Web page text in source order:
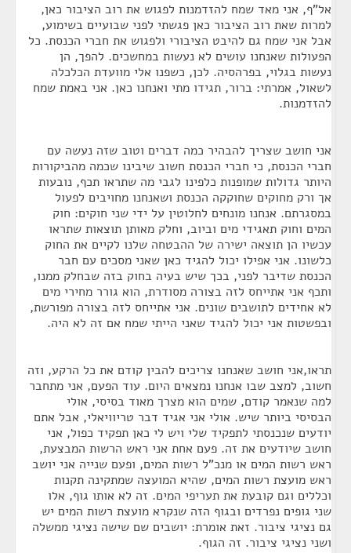
אל"ף, אני מאד שמח להזדמנות לפגוש את רוב הציבור כאן,
למרות שאת רוב הציבור כאן פגשתי לפני שבועיים בשימוע,
אבל אני שמח גם להיבט הציבורי ולפגוש את חברי הכנסת. כל
הפעולות שאנחנו עושים לא נעשות במחשכים. להפך, הן
נעשות בגלוי, בפרהסיה. לכן, כשפנו אלי מוועדת הכלכלה
לשאול, אמרתי: ברור, תגידו מתי ואנחנו כאן. אני באמת שמח
להזדמנות.
אני חושב שצריך להבהיר כמה דברים וטוב שזה נעשה עם
חברי הכנסת, כי חברי הכנסת חשוב שיבינו שכמה מהביקורות
היותר גדולות שמופנות כלפינו לגבי מה שתראו תכף, נובעות
אך ורק מחוקים שחוקקה הכנסת ושאנחנו מחויבים לפעול
במסגרתם. אנחנו מונחים לחלוטין על ידי שני חוקים: חוק
המים וחוק תאגידי מים וביוב, וחלק מאותן תוצאות שתראו
עכשיו הן תוצאה ישירה של ההבטחה שלנו לקיים את החוק
כלשונו. אני אפילו יכול להגיד כאן שאני מסכים עם חבר
הכנסת שדיבר לפני, בכך שיש בעיה בחוק בזה שבחלק ממנו,
ותכף אני אתייחס לזה בצורה מסודרת, הוא גורר מחירי מים
לא אחידים לתושבים שונים. אני אתייחס לזה בצורה מפורשת,
ובפשטות אני יכול להגיד שאני הייתי שמח אם זה לא היה.
תראו,אני חושב שאנחנו צריכים להבין קודם את כל הרקע, וזה
חשוב, למצב שבו אנחנו נמצאים היום. עוד הפעם, אני מתחבר
למה שנאמר קודם, שמים הוא מצרך מאוד בסיסי, אולי
הבסיסי ביותר שיש. אולי אני אגיד דבר טריוויאלי, אבל אתם
יודעים שנכנסתי לתפקיד שלי ויש לי כאן תפקיד כפול, אני
חושב שיודעים את זה. פעם אחת אני ראש הרשות המבצעת,
ראש רשות המים או מנכ"ל רשות המים, ופעם שנייה אני יושב
ראש מועצת רשות המים, שהיא המועצה שמתקינה תקנות
וכללים וגם קובעת את תעריפי המים. זה לא אותו גוף, אלו
שני גופים נפרדים ובגוף הזה שנקרא מועצת רשות המים יש
גם נציגי ציבור. זאת אומרת: יושבים שם שישה נציגי ממשלה
ושני נציגי ציבור. זה הגוף.